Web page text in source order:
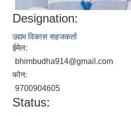
Designation:
उद्यम विकास सहजकर्ता
ईमेल:
bhimbudha914@gmail.com
फोन:
9700904605
Status: